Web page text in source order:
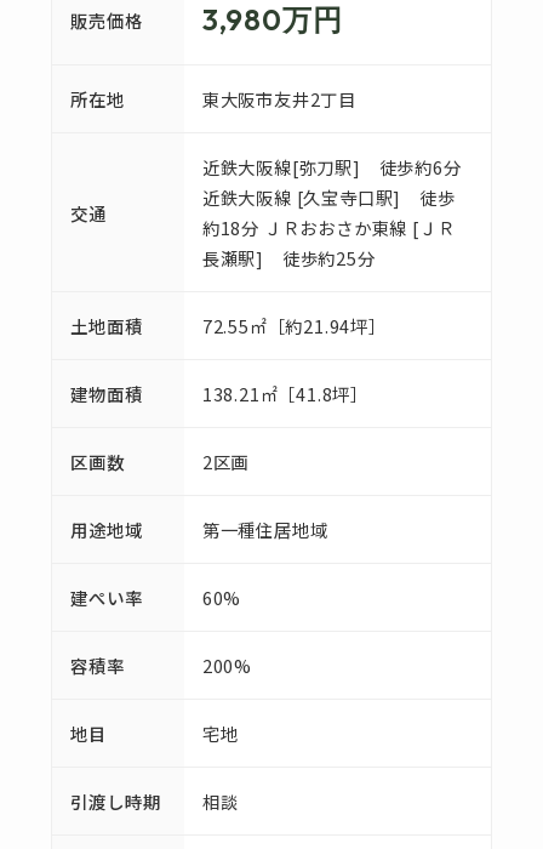
販売価格 3,980万円
所在地 東大阪市友井2丁目
交通
近鉄大阪線[弥刀駅] 徒歩約6分
近鉄大阪線 [久宝寺口駅] 徒歩
約18分 ＪＲおおさか東線 [ＪＲ
長瀬駅] 徒歩約25分
土地面積 72.55㎡［約21.94坪］
建物面積 138.21㎡［41.8坪］
区画数 2区画
用途地域 第一種住居地域
建ぺい率 60%
容積率 200%
地目 宅地
引渡し時期 相談